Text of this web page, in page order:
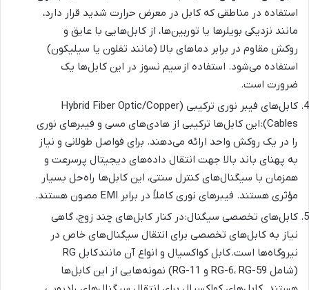
استفاده در مناطقی که کابل در معرض حرارت شدید قرار دارد،
مانند نزدیکی بویلرها یا توربین‌ها، از کابل‌هایی با عایق و
روکش مقاوم در برابر دماهای بالا (مانند تفلون یا سیلیکون)
استفاده می‌شود. استفاده از سیم نسوز در این کابل‌ها یک
ضرورت است.
کابل‌های فیبر نوری ترکیبی (Hybrid Fiber Optic/Copper
Cables): این کابل‌ها ترکیبی از هادی‌های مسی و فیبرهای نوری
را در یک روکش واحد ارائه می‌دهند. برای فواصل طولانی و نیاز
به پهنای باند بالا جهت انتقال داده‌های دیجیتال پرسرعت و
همزمان با سیگنال‌های کنترل سنتی، این کابل‌ها راه‌حل بسیار
مؤثری هستند. فیبرهای نوری کاملاً در برابر EMI مصون هستند.
کابل‌های تخصصی سیگنال: در کنار کابل‌های چند زوج، گاهی
نیاز به کابل‌های تخصصی برای انتقال سیگنال‌های خاص در
نیروگاه‌ها است. کابل کواکسیال و انواع آن مانند کابل RG
(شامل RG-6، RG-59 و RG-11) نمونه‌هایی از این کابل‌ها